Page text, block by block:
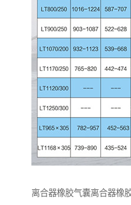
离合器橡胶气囊离合器橡